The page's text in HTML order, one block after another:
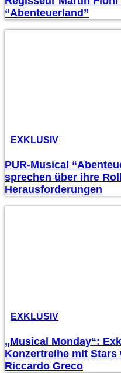
“Abenteuerland”
EXKLUSIV
PUR-Musical
sprechen über ihre
Herausforderungen
EXKLUSIV
„Musical Monday“:
Konzertreihe mit Stars
Riccardo Greco